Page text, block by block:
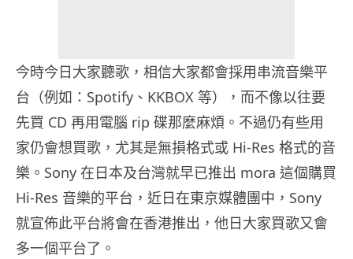
今時今日大家聽歌，相信大家都會採用串流音樂平
台（例如：Spotify、KKBOX 等），而不像以往要
先買 CD 再用電腦 rip 碟那麼麻煩。不過仍有些用
家仍會想買歌，尤其是無損格式或 Hi-Res 格式的音
樂。Sony 在日本及台灣就早已推出 mora 這個購買
Hi-Res 音樂的平台，近日在東京媒體團中，Sony
就宣佈此平台將會在香港推出，他日大家買歌又會
多一個平台了。